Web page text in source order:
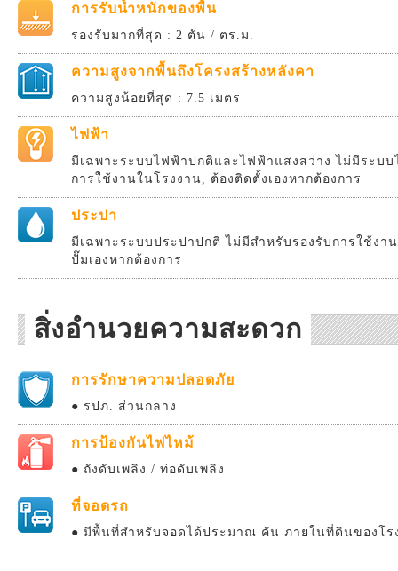
การรับน้ำหนักของพื้น
รองรับมากที่สุด : 2 ตัน / ตร.ม.
ความสูงจากพื้นถึงโครงสร้างหลังคา
ความสูงน้อยที่สุด : 7.5 เมตร
ไฟฟ้า
มีเฉพาะระบบไฟฟ้าปกติและไฟฟ้าแสงสว่าง ไม่มีระบ
การใช้งานในโรงงาน, ต้องติดตั้งเองหากต้องการ
ประปา
มีเฉพาะระบบประปาปกติ ไม่มีสำหรับรองรับการใช้ง
ปั๊มเองหากต้องการ
สิ่งอำนวยความสะดวก
การรักษาความปลอดภัย
● รปภ. ส่วนกลาง
การป้องกันไฟไหม้
● ถังดับเพลิง / ท่อดับเพลิง
ที่จอดรถ
● มีพื้นที่สำหรับจอดได้ประมาณ คัน ภายในที่ดินของโร